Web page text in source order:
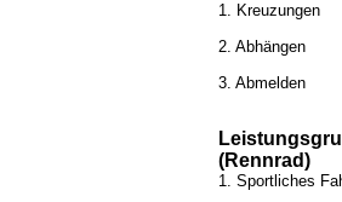
1. Kreuzungen
2. Abhängen
3. Abmelden
(Rennrad)
1. Sportliches